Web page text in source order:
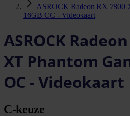
ASROCK Radeon RX 7800
16GB OC - Videokaart
ASROCK
XT Phantom
OC - Videokaart
C-keuze